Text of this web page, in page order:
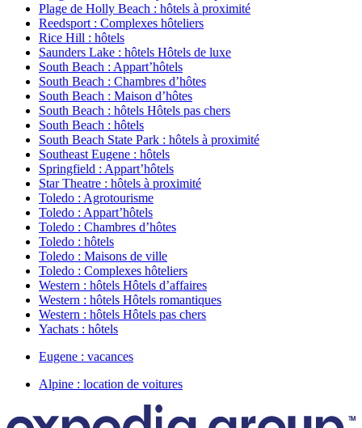
Plage de Holly Beach : hôtels à proximité
Reedsport : Complexes hôteliers
Rice Hill : hôtels
Saunders Lake : hôtels Hôtels de luxe
South Beach : Appart’hôtels
South Beach : Chambres d’hôtes
South Beach : Maison d’hôtes
South Beach : hôtels Hôtels pas chers
South Beach : hôtels
South Beach State Park : hôtels à proximité
Southeast Eugene : hôtels
Springfield : Appart’hôtels
Star Theatre : hôtels à proximité
Toledo : Agrotourisme
Toledo : Appart’hôtels
Toledo : Chambres d’hôtes
Toledo : hôtels
Toledo : Maisons de ville
Toledo : Complexes hôteliers
Western : hôtels Hôtels d’affaires
Western : hôtels Hôtels romantiques
Western : hôtels Hôtels pas chers
Yachats : hôtels
Eugene : vacances
Alpine : location de voitures